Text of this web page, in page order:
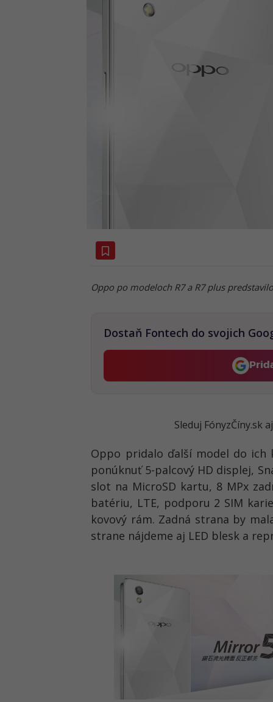
Oppo po modeloch R7 a R7 plus
Dostaň Fontech do svojich
Sleduj FónyzČíny.sk
Oppo pridalo ďalší model do ich
ponúknuť 5-palcový HD displej,
slot na MicroSD kartu, 8 MPx
batériu, LTE, podporu 2 SIM
kovový rám. Zadná strana by
strane nájdeme aj LED blesk a